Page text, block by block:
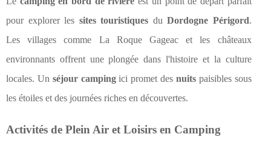
pour explorer les sites touristiques duDordogne Périgord.
Les villages comme La Roque Gageac et les châteaux
environnants offrent une plongée dans l'histoire et la culture
locales. Un séjour campingici promet des nuitspaisibles sous
les étoiles et des journées riches en découvertes.
Activités de Plein Air et Loisirs en Camping